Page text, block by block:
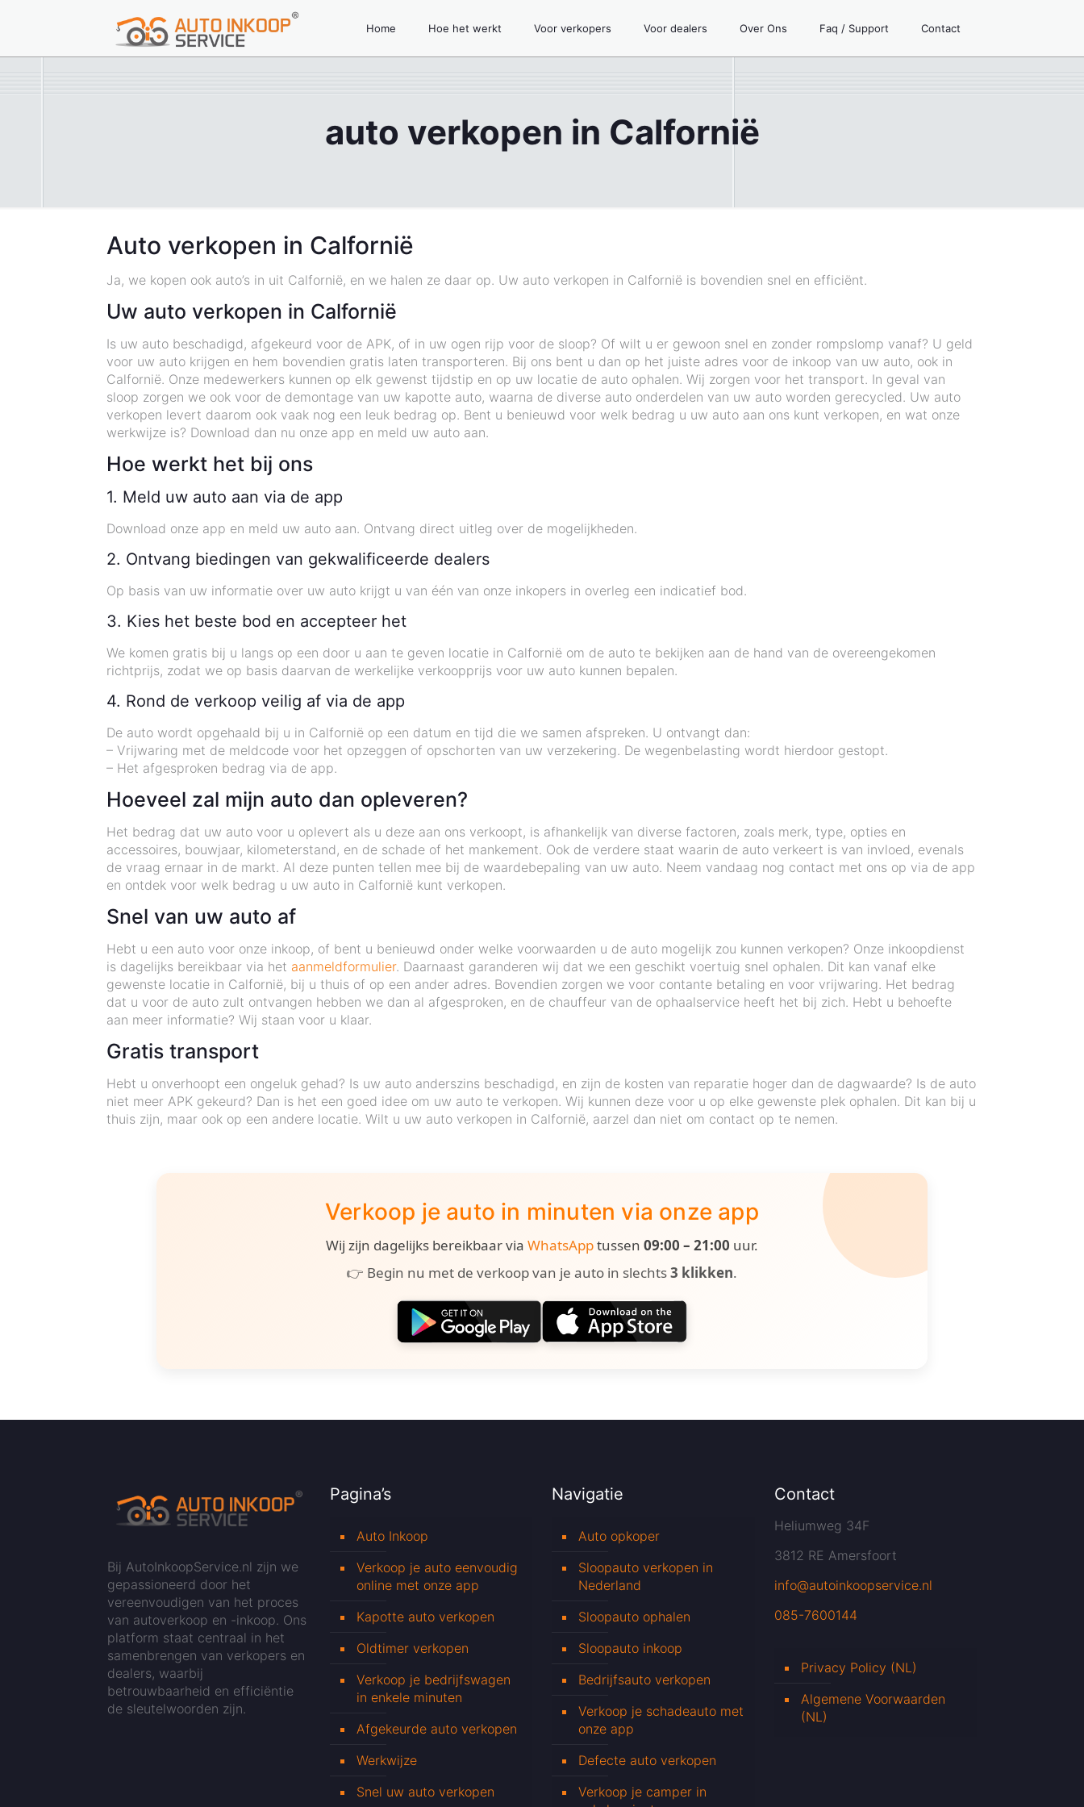
Home Hoe het werkt Voor verkopers Voor dealers Over Ons Faq / Support Contact
auto verkopen in Calfornië
Auto verkopen in Calfornië
Ja, we kopen ook auto’s in uit Calfornië, en we halen ze daar op. Uw auto verkopen in Calfornië is bovendien snel en efficiënt.
Uw auto verkopen in Calfornië
Is uw auto beschadigd, afgekeurd voor de APK, of in uw ogen rijp voor de sloop? Of wilt u er gewoon snel en zonder rompslomp vanaf? U geld
voor uw auto krijgen en hem bovendien gratis laten transporteren. Bij ons bent u dan op het juiste adres voor de inkoop van uw auto, ook in
Calfornië. Onze medewerkers kunnen op elk gewenst tijdstip en op uw locatie de auto ophalen. Wij zorgen voor het transport. In geval van
sloop zorgen we ook voor de demontage van uw kapotte auto, waarna de diverse auto onderdelen van uw auto worden gerecycled. Uw auto
verkopen levert daarom ook vaak nog een leuk bedrag op. Bent u benieuwd voor welk bedrag u uw auto aan ons kunt verkopen, en wat onze
werkwijze is? Download dan nu onze app en meld uw auto aan.
Hoe werkt het bij ons
1. Meld uw auto aan via de app
Download onze app en meld uw auto aan. Ontvang direct uitleg over de mogelijkheden.
2. Ontvang biedingen van gekwalificeerde dealers
Op basis van uw informatie over uw auto krijgt u van één van onze inkopers in overleg een indicatief bod.
3. Kies het beste bod en accepteer het
We komen gratis bij u langs op een door u aan te geven locatie in Calfornië om de auto te bekijken aan de hand van de overeengekomen
richtprijs, zodat we op basis daarvan de werkelijke verkoopprijs voor uw auto kunnen bepalen.
4. Rond de verkoop veilig af via de app
De auto wordt opgehaald bij u in Calfornië op een datum en tijd die we samen afspreken. U ontvangt dan:
– Vrijwaring met de meldcode voor het opzeggen of opschorten van uw verzekering. De wegenbelasting wordt hierdoor gestopt.
– Het afgesproken bedrag via de app.
Hoeveel zal mijn auto dan opleveren?
Het bedrag dat uw auto voor u oplevert als u deze aan ons verkoopt, is afhankelijk van diverse factoren, zoals merk, type, opties en
accessoires, bouwjaar, kilometerstand, en de schade of het mankement. Ook de verdere staat waarin de auto verkeert is van invloed, evenals
de vraag ernaar in de markt. Al deze punten tellen mee bij de waardebepaling van uw auto. Neem vandaag nog contact met ons op via de app
en ontdek voor welk bedrag u uw auto in Calfornië kunt verkopen.
Snel van uw auto af
Hebt u een auto voor onze inkoop, of bent u benieuwd onder welke voorwaarden u de auto mogelijk zou kunnen verkopen? Onze inkoopdienst
is dagelijks bereikbaar via het aanmeldformulier. Daarnaast garanderen wij dat we een geschikt voertuig snel ophalen. Dit kan vanaf elke
gewenste locatie in Calfornië, bij u thuis of op een ander adres. Bovendien zorgen we voor contante betaling en voor vrijwaring. Het bedrag
dat u voor de auto zult ontvangen hebben we dan al afgesproken, en de chauffeur van de ophaalservice heeft het bij zich. Hebt u behoefte
aan meer informatie? Wij staan voor u klaar.
Gratis transport
Hebt u onverhoopt een ongeluk gehad? Is uw auto anderszins beschadigd, en zijn de kosten van reparatie hoger dan de dagwaarde? Is de auto
niet meer APK gekeurd? Dan is het een goed idee om uw auto te verkopen. Wij kunnen deze voor u op elke gewenste plek ophalen. Dit kan bij u
thuis zijn, maar ook op een andere locatie. Wilt u uw auto verkopen in Calfornië, aarzel dan niet om contact op te nemen.
Verkoop je auto in minuten via onze app
Wij zijn dagelijks bereikbaar via WhatsApptussen 09:00 – 21:00 uur.
👉 Begin nu met de verkoop van je auto in slechts3 klikken.
Bij AutoInkoopService.nl zijn we
gepassioneerd door het
vereenvoudigen van het proces
van autoverkoop en -inkoop. Ons
platform staat centraal in het
samenbrengen van verkopers en
dealers, waarbij
betrouwbaarheid en efficiëntie
de sleutelwoorden zijn.
Pagina’s
Auto Inkoop
Verkoop je auto eenvoudig
online met onze app
Kapotte auto verkopen
Oldtimer verkopen
Verkoop je bedrijfswagen
in enkele minuten
Afgekeurde auto verkopen
Werkwijze
Snel uw auto verkopen
Navigatie
Auto opkoper
Sloopauto verkopen in
Nederland
Sloopauto ophalen
Sloopauto inkoop
Bedrijfsauto verkopen
Verkoop je schadeauto met
onze app
Defecte auto verkopen
Verkoop je camper in
Contact
Heliumweg 34F
3812 RE Amersfoort
info@autoinkoopservice.nl
085-7600144
Privacy Policy (NL)
Algemene Voorwaarden
(NL)